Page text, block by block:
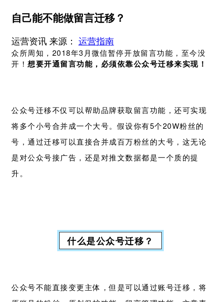
自己能不能做留言迁移？
运营资讯 来源： 运营指南
众所周知，2018年3月微信暂停开放留言功能，至今没
开！ 想要开通留言功能，必须依靠公众号迁移来实现！
公众号迁移不仅可以帮助品牌获取留言功能，还可实现
将多个小号合并成一个大号。假设你有5个20W粉丝的
号，通过迁移可以直接合并成百万粉丝的大号，这无论
是对公众号接广告，还是对推文数据都是一个质的提
升。
什么是公众号迁移？
公众号不能直接变更主体，但是可以通过账号迁移，将